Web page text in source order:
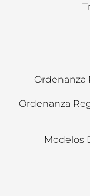
Ordenanza
Ordenanza
Modelos